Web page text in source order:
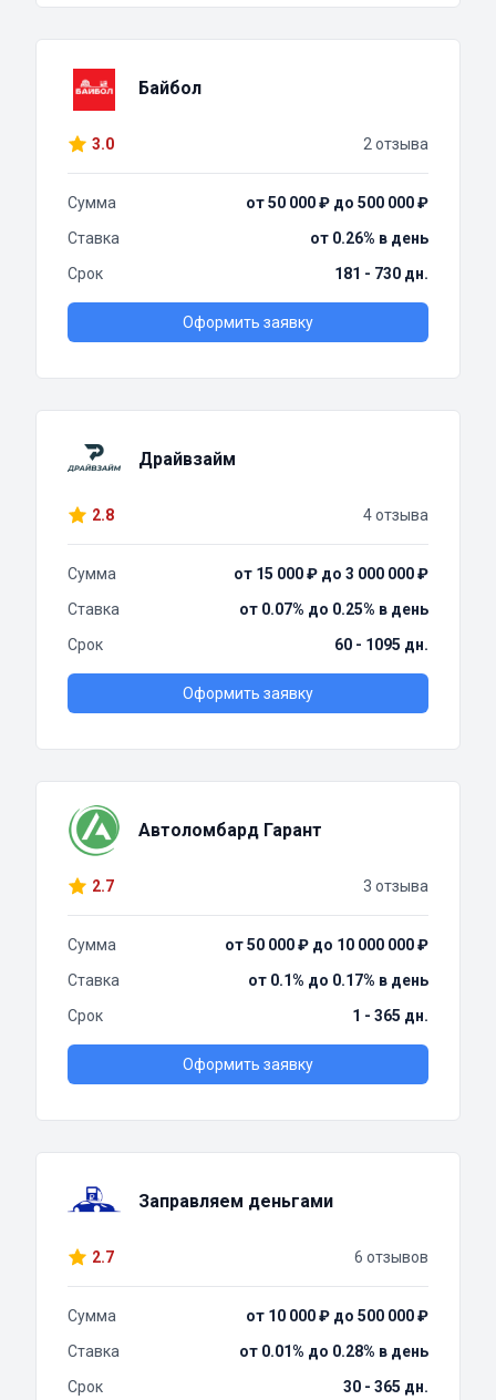
Байбол
3.0 2 отзыва
Сумма
от 50 000 ₽ до 500 000 ₽
Ставка
от 0.26% в день
Срок
181 - 730 дн.
Оформить заявку
Драйвзайм
2.8 4 отзыва
Сумма
от 15 000 ₽ до 3 000 000 ₽
Ставка
от 0.07% до 0.25% в день
Срок
60 - 1095 дн.
Оформить заявку
Автоломбард Гарант
2.7 3 отзыва
Сумма
от 50 000 ₽ до 10 000 000 ₽
Ставка
от 0.1% до 0.17% в день
Срок
1 - 365 дн.
Оформить заявку
Заправляем деньгами
2.7 6 отзывов
Сумма
от 10 000 ₽ до 500 000 ₽
Ставка
от 0.01% до 0.28% в день
Срок
30 - 365 дн.